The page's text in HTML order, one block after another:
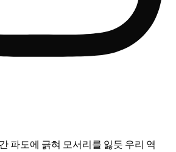
파도에 긁혀 모서리를 잃듯 우리 역